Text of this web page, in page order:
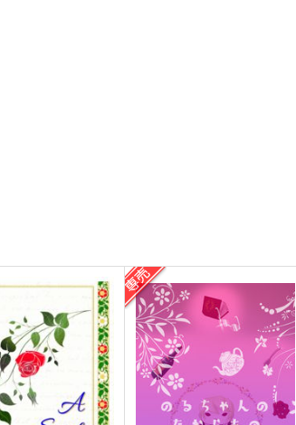
Effect
（税込）
・ジェームズ・モリアー
ル 作品詳細
The Mirror
WhiteButterfly
1,144円（税込）
アルバート・ジェームズ・モリアー
ティ
サンプル 作品詳細